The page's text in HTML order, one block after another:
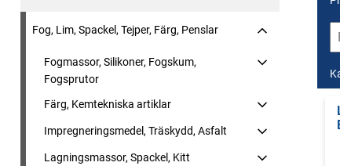
Fog, Lim, Spackel, Tejper, Färg, Penslar
Fogmassor, Silikoner, Fogskum,
Fogsprutor
Färg, Kemtekniska artiklar
Impregneringsmedel, Träskydd, Asfalt
Lagningsmassor, Spackel, Kitt